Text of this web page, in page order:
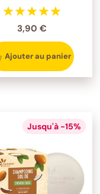
3,90 €
Ajouter au panier
Jusqu'à -15%